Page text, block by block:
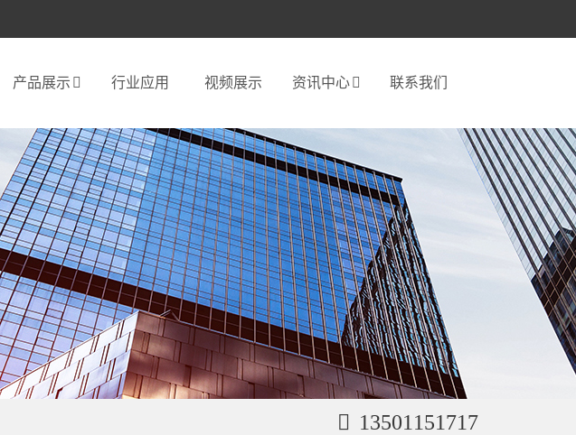
产品展示 行业应用 视频展示 资讯中心 联系我们
13501151717